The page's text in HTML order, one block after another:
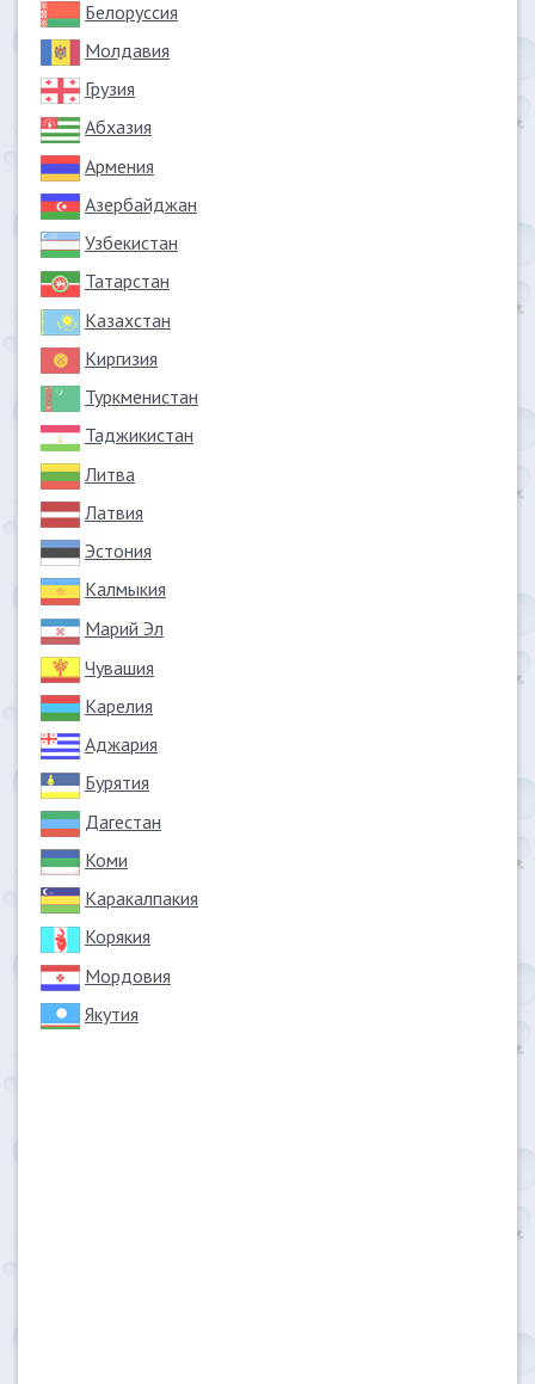
Белоруссия
Молдавия
Грузия
Абхазия
Армения
Азербайджан
Узбекистан
Татарстан
Казахстан
Киргизия
Туркменистан
Таджикистан
Литва
Латвия
Эстония
Калмыкия
Марий Эл
Чувашия
Карелия
Аджария
Бурятия
Дагестан
Коми
Каракалпакия
Корякия
Мордовия
Якутия